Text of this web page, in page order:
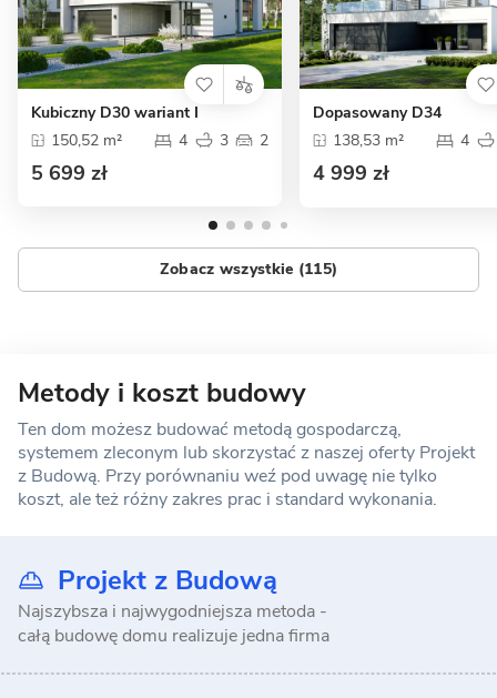
Kubiczny D30 wariant I
150,52 m²
4 3 2
5 699 zł
Dopasowany D34
138,53 m²
4
4 999 zł
Zobacz wszystkie (115)
Metody i koszt budowy
Ten dom możesz budować metodą gospodarczą,
systemem zleconym lub skorzystać z naszej oferty Projekt
z Budową. Przy porównaniu weź pod uwagę nie tylko
koszt, ale też różny zakres prac i standard wykonania.
Projekt z Budową
Najszybsza i najwygodniejsza metoda -
całą budowę domu realizuje jedna firma